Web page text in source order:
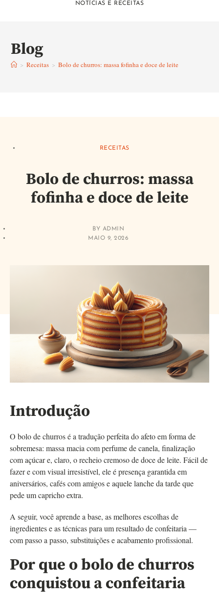
NOTÍCIAS E RECEITAS
Blog
> Receitas > Bolo de churros: massa fofinha e doce de leite
RECEITAS
Bolo de churros: massa
fofinha e doce de leite
BY ADMIN
MAIO 9, 2026
Introdução
O bolo de churros é a tradução perfeita do afeto em forma de
sobremesa: massa macia com perfume de canela, finalização
com açúcar e, claro, o recheio cremoso de doce de leite. Fácil de
fazer e com visual irresistível, ele é presença garantida em
aniversários, cafés com amigos e aquele lanche da tarde que
pede um capricho extra.
A seguir, você aprende a base, as melhores escolhas de
ingredientes e as técnicas para um resultado de confeitaria —
com passo a passo, substituições e acabamento profissional.
Por que o bolo de churros
conquistou a confeitaria